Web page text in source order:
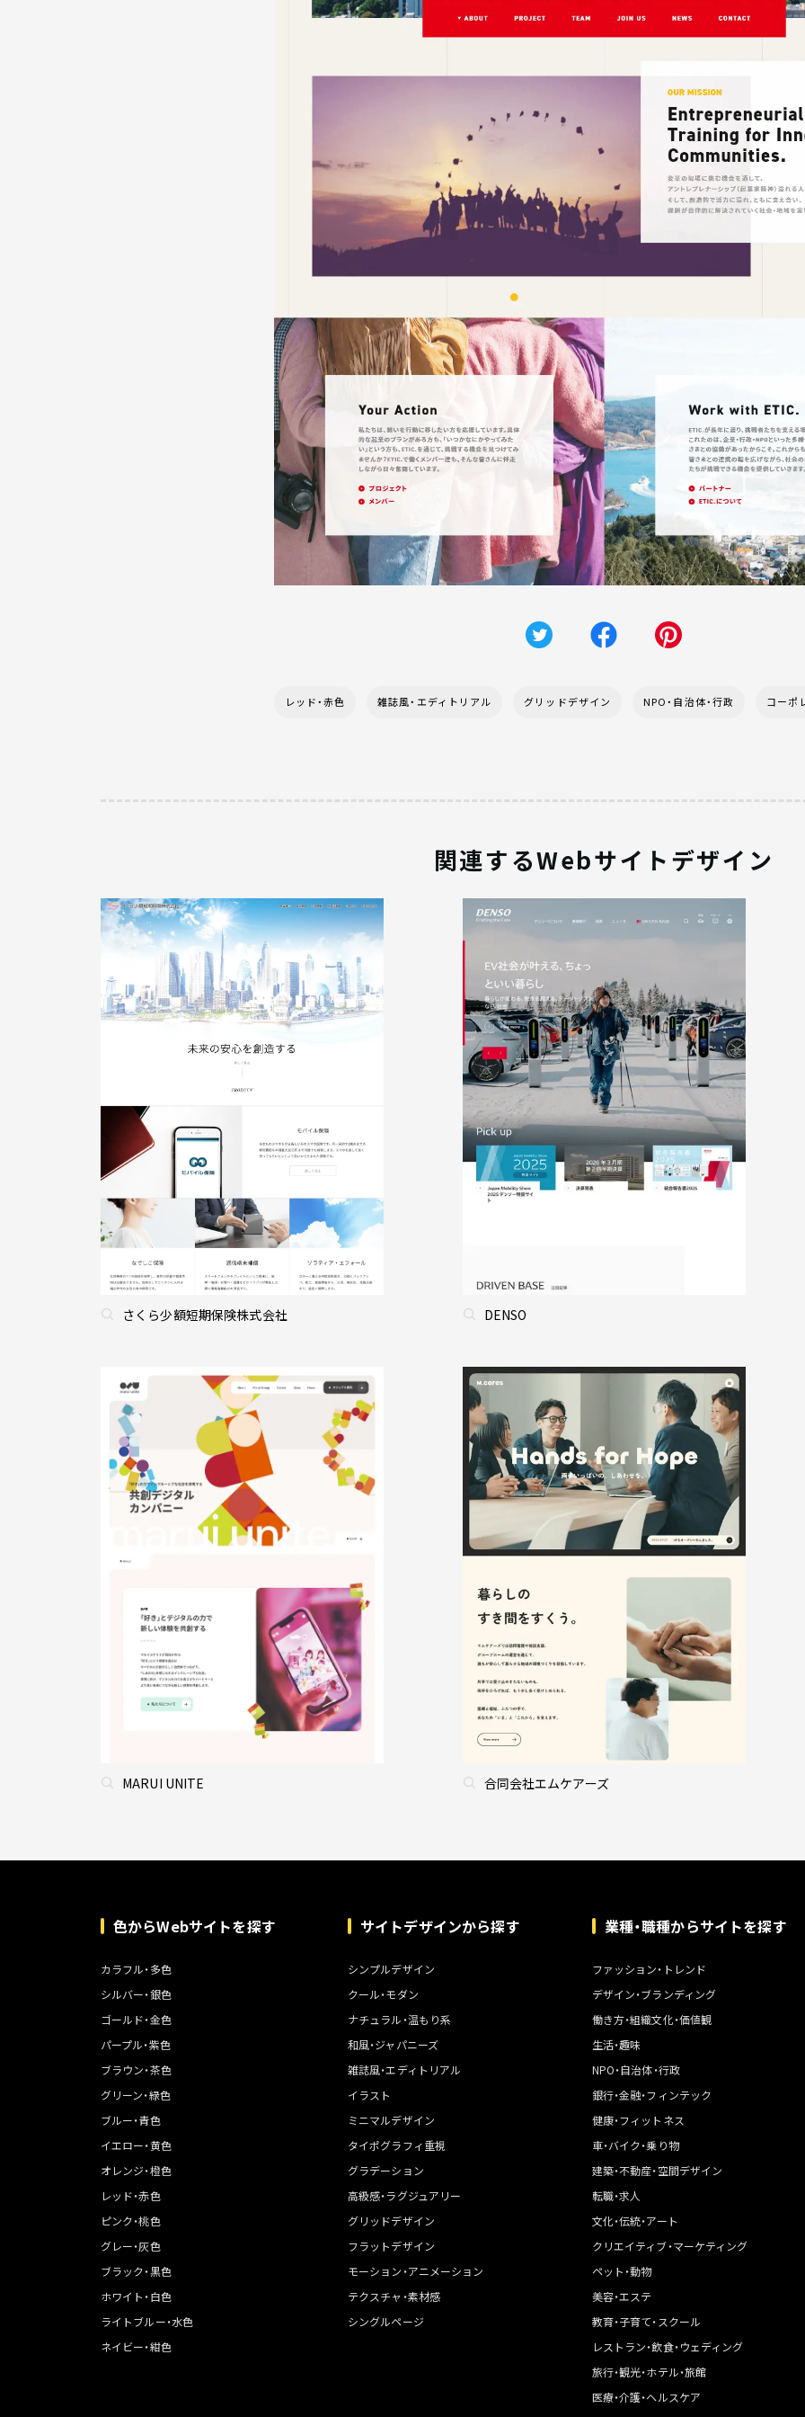
レッド・赤色 雑誌風・エディトリアル グリッドデザイン NPO・自治体・行政 コーポ
関連するWebサイトデザイン
さくら少額短期保険株式会社 DENSO
MARUI UNITE 合同会社エムケアーズ
色からWebサイトを探す
カラフル・多色
シルバー・銀色
ゴールド・金色
パープル・紫色
ブラウン・茶色
グリーン・緑色
ブルー・青色
イエロー・黄色
オレンジ・橙色
レッド・赤色
ピンク・桃色
グレー・灰色
ブラック・黒色
ホワイト・白色
ライトブルー・水色
ネイビー・紺色
サイトデザインから探す
シンプルデザイン
クール・モダン
ナチュラル・温もり系
和風・ジャパニーズ
雑誌風・エディトリアル
イラスト
ミニマルデザイン
タイポグラフィ重視
グラデーション
高級感・ラグジュアリー
グリッドデザイン
フラットデザイン
モーション・アニメーション
テクスチャ・素材感
シングルページ
業種・職種からサイトを探す
ファッション・トレンド
デザイン・ブランディング
働き方・組織文化・価値観
生活・趣味
NPO・自治体・行政
銀行・金融・フィンテック
健康・フィットネス
車・バイク・乗り物
建築・不動産・空間デザイン
転職・求人
文化・伝統・アート
クリエイティブ・マーケティング
ペット・動物
美容・エステ
教育・子育て・スクール
レストラン・飲食・ウェディング
旅行・観光・ホテル・旅館
医療・介護・ヘルスケア